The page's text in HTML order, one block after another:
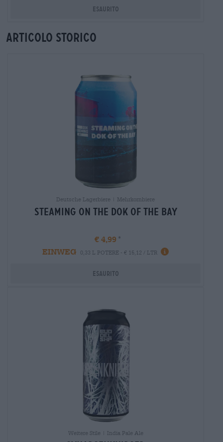
Esaurito
Articolo storico
Deutsche Lagerbiere | Mehrkornbiere
Steaming on the Dok of the Bay
€ 4,99
EINWEG
0,33 L POTERE - € 15,12 / LTR Informazioni
Esaurito
Weitere Stile | India Pale Ale